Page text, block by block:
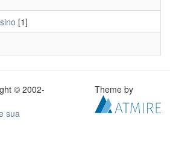
[1]
© 2002-
sua
Theme by